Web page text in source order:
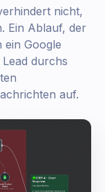
nicht,
Ein Ablauf, der
ein Google
durchs
auf.